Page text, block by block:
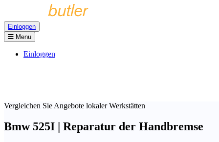
Einloggen
Menu
Einloggen
Vergleichen Sie Angebote lokaler Werkstätten
Bmw 525I | Reparatur der Handbremse